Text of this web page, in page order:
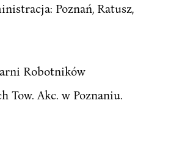
Poznań, Ratusz,
Robotników
Tow. Akc. w Poznaniu.